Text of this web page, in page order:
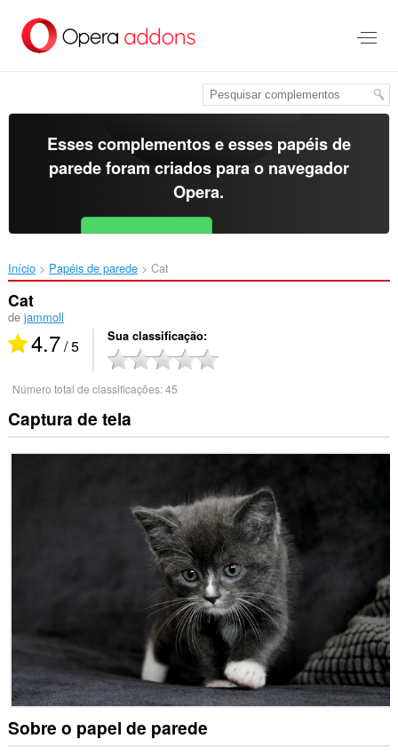
para
Esses complementos e esses papéis de
parede foram criados para o navegador
Opera.
Baixar o Opera Free for Android
Início Papéis de parede Cat‎
Cat
de jammoll
4.7/ 5 Sua classificação
Número total de classificações:45
Captura de tela
Sobre o papel de parede